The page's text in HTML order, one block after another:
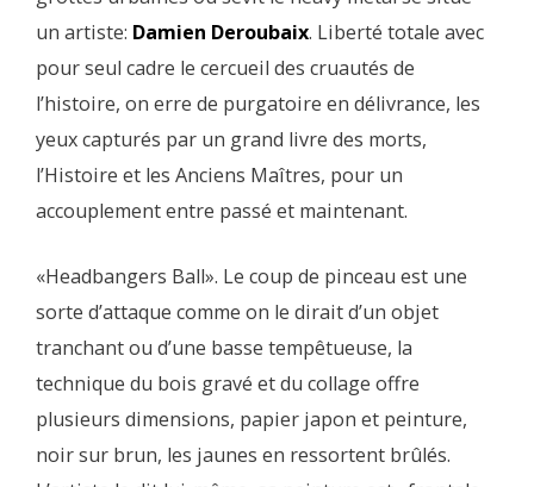
un artiste: Damien Deroubaix. Liberté totale avec
pour seul cadre le cercueil des cruautés de
l’histoire, on erre de purgatoire en délivrance, les
yeux capturés par un grand livre des morts,
l’Histoire et les Anciens Maîtres, pour un
accouplement entre passé et maintenant.
«Headbangers Ball». Le coup de pinceau est une
sorte d’attaque comme on le dirait d’un objet
tranchant ou d’une basse tempêtueuse, la
technique du bois gravé et du collage offre
plusieurs dimensions, papier japon et peinture,
noir sur brun, les jaunes en ressortent brûlés.